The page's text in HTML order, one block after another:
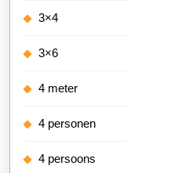
3×4
3×6
4 meter
4 personen
4 persoons